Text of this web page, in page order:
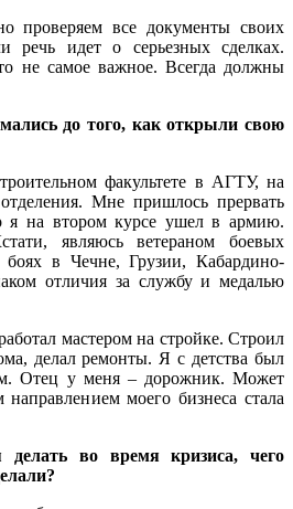
проверяем все документы своих
речь идет о серьезных сделках.
не самое важное. Всегда должны
до того, как открыли свою
факультете в АГТУ, на
Мне пришлось прервать
я на втором курсе ушел в армию.
являюсь ветераном боевых
боях в Чечне, Грузии, Кабардино-
отличия за службу и медалью
мастером на стройке. Строил
делал ремонты. Я с детства был
Отец у меня – дорожник. Может
моего бизнеса стала
во время кризиса, чего